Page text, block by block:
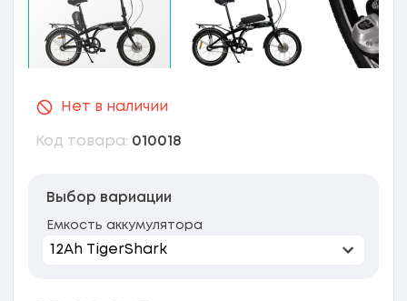
Нет в наличии
Код товара: 010018
Выбор вариации
Емкость аккумулятора